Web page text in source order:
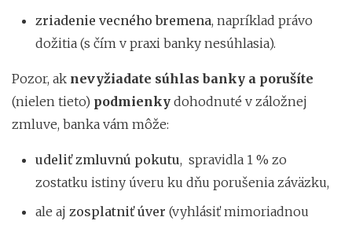
zriadenie vecného bremena, napríklad právo
dožitia (s čím v praxi banky nesúhlasia).
Pozor, ak nevyžiadate súhlas banky a porušíte
(nielen tieto) podmienky dohodnuté v záložnej
zmluve, banka vám môže:
udeliť zmluvnú pokutu, spravidla 1 % zo
zostatku istiny úveru ku dňu porušenia záväzku,
ale aj zosplatniť úver (vyhlásiť mimoriadnou